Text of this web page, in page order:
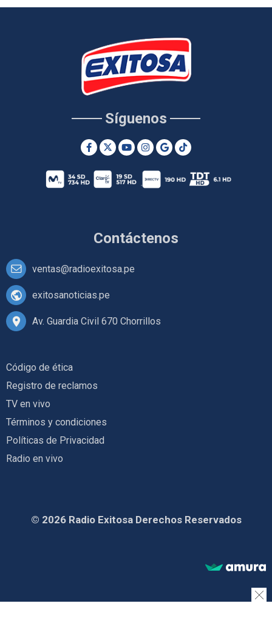
Contáctenos
ventas@radioexitosa.pe
exitosanoticias.pe
Av. Guardia Civil 670 Chorrillos
Síguenos
Código de ética
Registro de reclamos
TV en vivo
Términos y condiciones
Políticas de Privacidad
Radio en vivo
© 2026 Radio Exitosa Derechos Reservados